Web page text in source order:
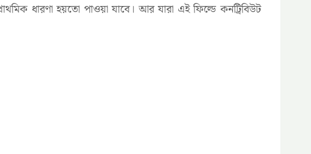
ধারণা হয়তো পাওয়া যাবে। আর যারা এই ফিল্ডে কনট্রিবিউট